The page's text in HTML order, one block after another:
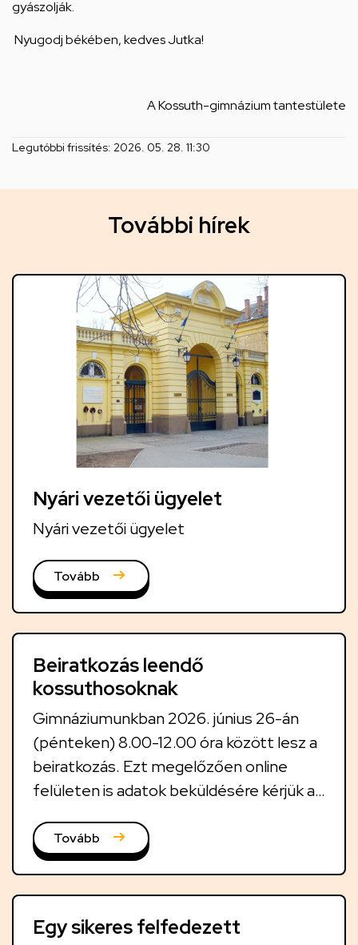
gyászolják.
Nyugodj békében, kedves Jutka!
A Kossuth-gimnázium tantestülete
Legutóbbi frissítés: 2026. 05. 28. 11:30
További hírek
Nyári vezetői ügyelet
Nyári vezetői ügyelet
Tovább
Beiratkozás leendő
kossuthosoknak
Gimnáziumunkban 2026. június 26-án
(pénteken) 8.00-12.00 óra között lesz a
beiratkozás. Ezt megelőzően online
felületen is adatok beküldésére kérjük a
Tovább
Egy sikeres felfedezett